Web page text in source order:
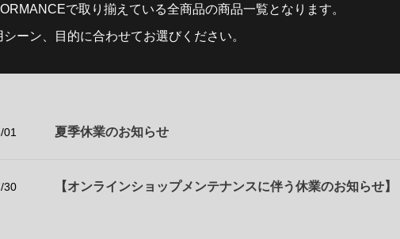
で取り揃えている全商品の商品一覧となります。
ーン、目的に合わせてお選びください。
01 夏季休業のお知らせ
30 【オンラインショップメンテナンスに伴う休業のお知らせ】